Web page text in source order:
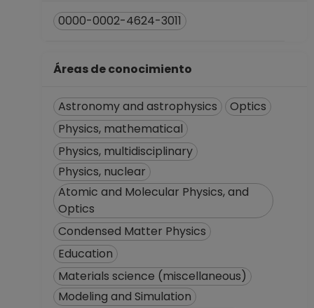
Coordinación de
Estudios de
hasta 31-08-2008
0000-0002-4624-3011
Áreas de conocimiento
Astronomy and astrophysics
Optics
Physics, mathematical
Physics, multidisciplinary
Physics, nuclear
Atomic and Molecular Physics, and
Optics
Condensed Matter Physics
Education
Materials science (miscellaneous)
Modeling and Simulation